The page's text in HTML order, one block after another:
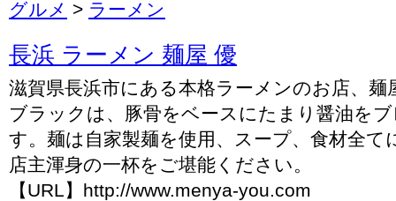
グルメ > ラーメン
長浜 ラーメン 麺屋 優
滋賀県長浜市にある本格ラーメンのお店、麺
ブラックは、豚骨をベースにたまり醤油を
す。麺は自家製麺を使用、スープ、食材全
店主渾身の一杯をご堪能ください。
【URL】http://www.menya-you.com